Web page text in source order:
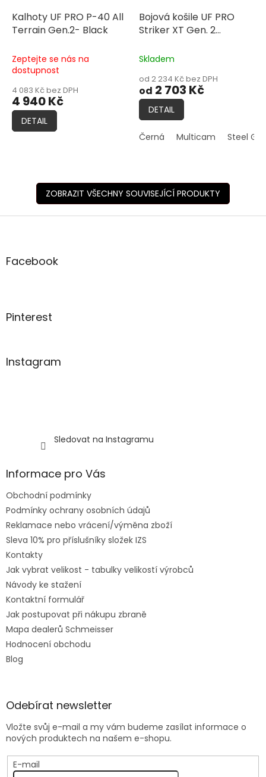
Kalhoty UF PRO P-40 All
Terrain Gen.2- Black
Zeptejte se nás na
dostupnost
4 083 Kč bez DPH
4 940 Kč
DETAIL
Bojová košile UF PRO
Striker XT Gen. 2
Skladem
od 2 234 Kč bez DPH
od 2 703 Kč
DETAIL
Černá Multicam Steel
ZOBRAZIT VŠECHNY SOUVISEJÍCÍ PRODUKTY
Z
aFacebook
Pinterest
Instagram
Sledovat na Instagramu
Informace pro Vás
Obchodní podmínky
Podmínky ochrany osobních údajů
Reklamace nebo vrácení/výměna zboží
Sleva 10% pro příslušníky složek IZS
Kontakty
Jak vybrat velikost - tabulky velikostí výrobců
Návody ke stažení
Kontaktní formulář
Jak postupovat při nákupu zbraně
Mapa dealerů Schmeisser
Hodnocení obchodu
Blog
Odebírat newsletter
Vložte svůj e-mail a my vám budeme zasílat informace o
nových produktech na našem e-shopu.
E-mail